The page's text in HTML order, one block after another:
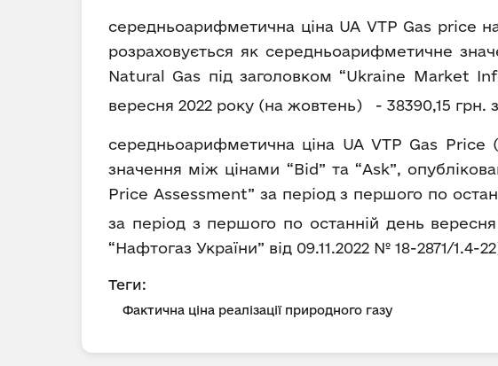
середньоарифметична ціна UA VTP Gas price
розраховується як середньоарифметичне
Natural Gas під заголовком “Ukraine Market
вересня 2022 року (на жовтень) - 38390,15 грн.
середньоарифметична ціна UA VTP Gas
значення між цінами “Bid” та “Ask”,
Price Assessment” за період з першого по
за період з першого по останній день
“Нафтогаз України” від 09.11.2022 № 18-2871/1.4-
Теги:
Фактична ціна реалізації природного газу